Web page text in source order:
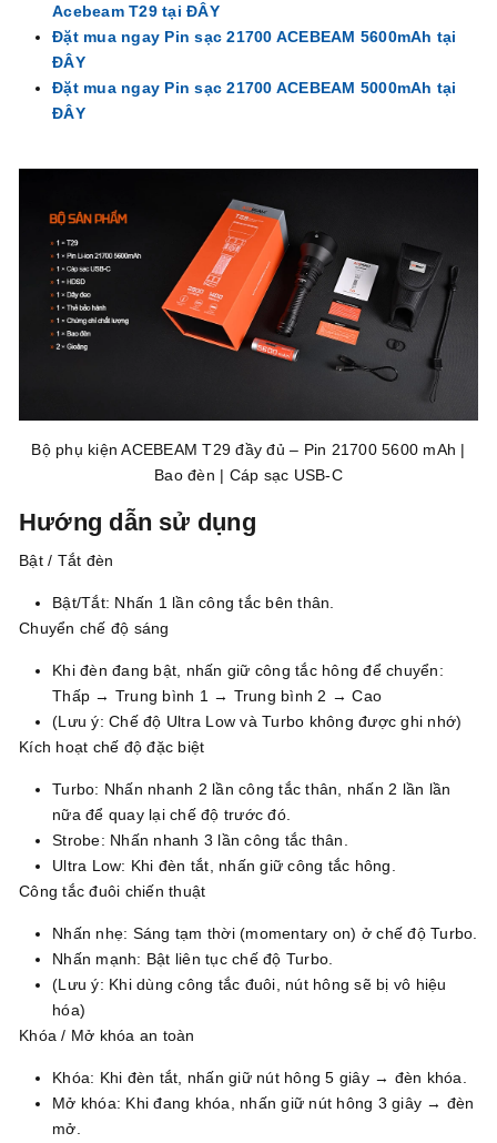
Acebeam T29 tại ĐÂY
Đặt mua ngay Pin sạc 21700 ACEBEAM 5600mAh tại
ĐÂY
Đặt mua ngay Pin sạc 21700 ACEBEAM 5000mAh tại
ĐÂY
Bộ phụ kiện ACEBEAM T29 đầy đủ – Pin 21700 5600 mAh |
Bao đèn | Cáp sạc USB-C
Hướng dẫn sử dụng
Bật / Tắt đèn
Bật/Tắt: Nhấn 1 lần công tắc bên thân.
Chuyển chế độ sáng
Khi đèn đang bật, nhấn giữ công tắc hông để chuyển:
Thấp → Trung bình 1 → Trung bình 2 → Cao
(Lưu ý: Chế độ Ultra Low và Turbo không được ghi nhớ)
Kích hoạt chế độ đặc biệt
Turbo: Nhấn nhanh 2 lần công tắc thân, nhấn 2 lần lần
nữa để quay lại chế độ trước đó.
Strobe: Nhấn nhanh 3 lần công tắc thân.
Ultra Low: Khi đèn tắt, nhấn giữ công tắc hông.
Công tắc đuôi chiến thuật
Nhấn nhẹ: Sáng tạm thời (momentary on) ở chế độ Turbo.
Nhấn mạnh: Bật liên tục chế độ Turbo.
(Lưu ý: Khi dùng công tắc đuôi, nút hông sẽ bị vô hiệu
hóa)
Khóa / Mở khóa an toàn
Khóa: Khi đèn tắt, nhấn giữ nút hông 5 giây → đèn khóa.
Mở khóa: Khi đang khóa, nhấn giữ nút hông 3 giây → đèn
mở.